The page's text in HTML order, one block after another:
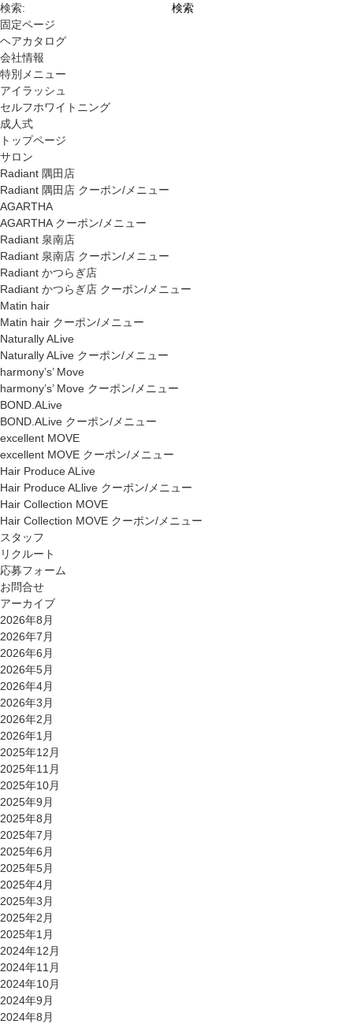
検索:
固定ページ
ヘアカタログ
会社情報
特別メニュー
アイラッシュ
セルフホワイトニング
成人式
トップページ
サロン
Radiant 隅田店
Radiant 隅田店 クーポン/メニュー
AGARTHA
AGARTHA クーポン/メニュー
Radiant 泉南店
Radiant 泉南店 クーポン/メニュー
Radiant かつらぎ店
Radiant かつらぎ店 クーポン/メニュー
Matin hair
Matin hair クーポン/メニュー
Naturally ALive
Naturally ALive クーポン/メニュー
harmony’s’ Move
harmony’s’ Move クーポン/メニュー
BOND.ALive
BOND.ALive クーポン/メニュー
excellent MOVE
excellent MOVE クーポン/メニュー
Hair Produce ALive
Hair Produce ALlive クーポン/メニュー
Hair Collection MOVE
Hair Collection MOVE クーポン/メニュー
スタッフ
リクルート
応募フォーム
お問合せ
アーカイブ
2026年8月
2026年7月
2026年6月
2026年5月
2026年4月
2026年3月
2026年2月
2026年1月
2025年12月
2025年11月
2025年10月
2025年9月
2025年8月
2025年7月
2025年6月
2025年5月
2025年4月
2025年3月
2025年2月
2025年1月
2024年12月
2024年11月
2024年10月
2024年9月
2024年8月